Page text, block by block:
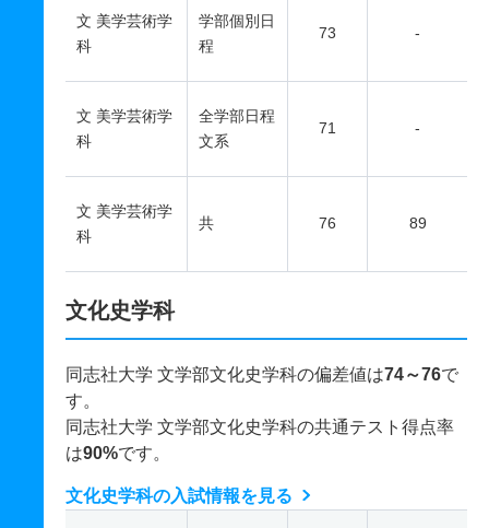
文 美学芸術学
科
学部個別日
程
73 -
文 美学芸術学
科
全学部日程
文系
71 -
文 美学芸術学
科
共 76 89
文化史学科
同志社大学 文学部文化史学科の偏差値は74～76で
す。
同志社大学 文学部文化史学科の共通テスト得点率
は90%です。
文化史学科の入試情報を見る